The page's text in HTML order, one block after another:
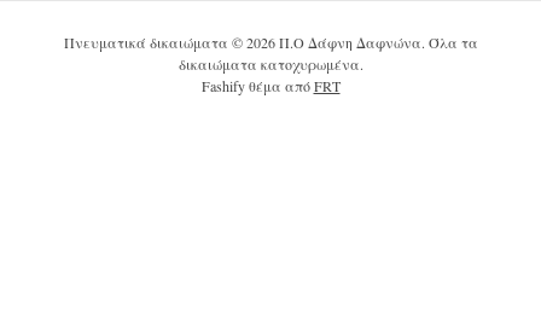
Πνευματικά δικαιώματα © 2026 Π.Ο Δάφνη Δαφνώνα. Όλα τα
δικαιώματα κατοχυρωμένα.
Fashify θέμα απόFRT